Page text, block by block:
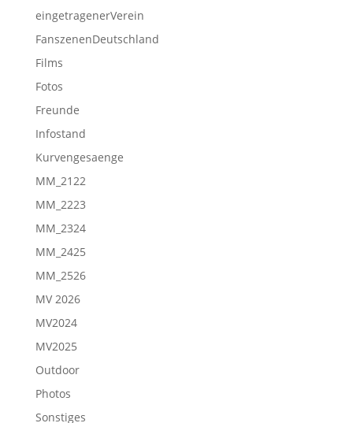
eingetragenerVerein
FanszenenDeutschland
Films
Fotos
Freunde
Infostand
Kurvengesaenge
MM_2122
MM_2223
MM_2324
MM_2425
MM_2526
MV 2026
MV2024
MV2025
Outdoor
Photos
Sonstiges